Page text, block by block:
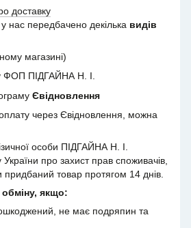
доставку
нас передбачено декілька видів
магазині)
ФОП ПІДГАЙНА Н. І.
Євідновлення
через Євідновлення, можна
особи ПІДГАЙНА Н. І.
про захист прав споживачів,
товар протягом 14 днів.
якщо:
не має подряпин та